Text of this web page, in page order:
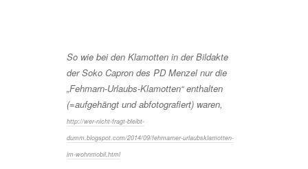
So wie bei den Klamotten in der Bildakte
der Soko Capron des PD Menzel nur die
„Fehmarn-Urlaubs-Klamotten“ enthalten
(=aufgehängt und abfotografiert) waren,
http://wer-nicht-fragt-bleibt-
dumm.blogspot.com/2014/09/fehmarner-urlaubsklamotten-
im-wohnmobil.html